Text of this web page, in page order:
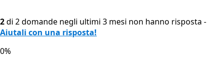
2di 2 domande negli ultimi 3 mesi non hanno risposta -
Aiutali con una risposta!
0%